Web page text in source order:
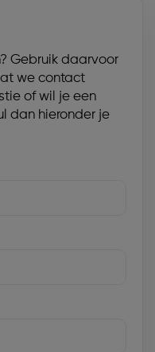
Gebruik daarvoor
we contact
of wil je een
dan hieronder je